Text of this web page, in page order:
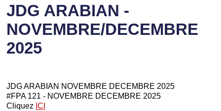
JDG ARABIAN -
NOVEMBRE/DECEMBRE
2025
JDG ARABIAN NOVEMBRE DECEMBRE 2025
#FPA 121 - NOVEMBRE DECEMBRE 2025
Cliquez ICI